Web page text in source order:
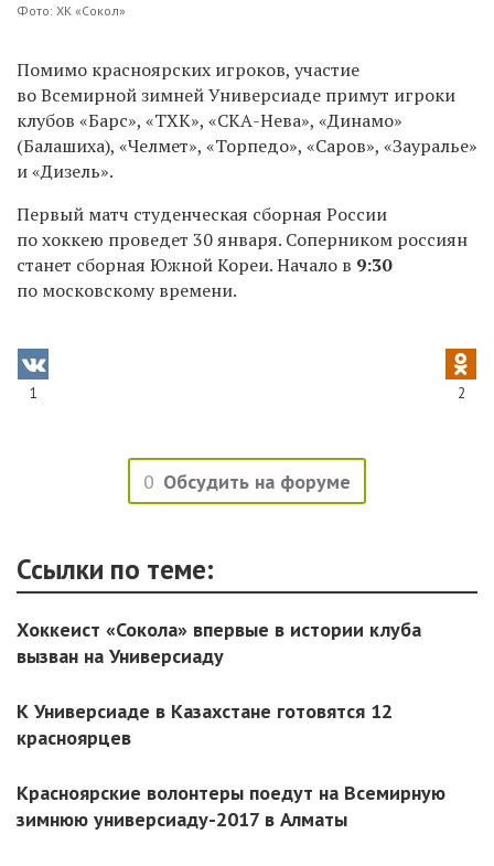
Фото: ХК «Сокол»
Помимо красноярских игроков, участие
во Всемирной зимней Универсиаде примут игроки
клубов «Барс», «ТХК», «СКА-Нева», «Динамо»
(Балашиха), «Челмет», «Торпедо», «Саров», «Зауралье»
и «Дизель».
Первый матч студенческая сборная России
по хоккею проведет 30 января. Соперником россиян
станет сборная Южной Кореи. Начало в 9:30
по московскому времени.
1 2
0 Обсудить на форуме
Ссылки по теме:
Хоккеист «Сокола» впервые в истории клуба
вызван на Универсиаду
К Универсиаде в Казахстане готовятся 12
красноярцев
Красноярские волонтеры поедут на Всемирную
зимнюю универсиаду-2017 в Алматы